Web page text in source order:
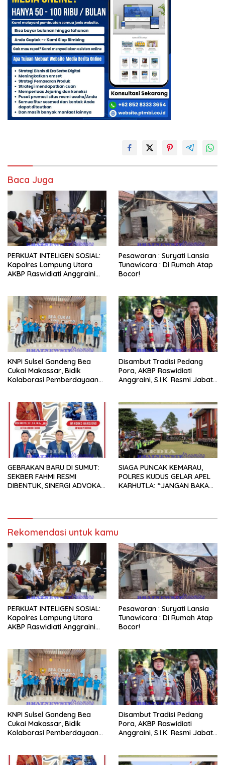
Baca Juga
PERKUAT INTELIGEN SOSIAL:
Kapolres Lampung Utara
AKBP Raswidiati Anggraini
Pesawaran : Suryati Lansia
Tunawicara : Di Rumah Atap
Bocor!
KNPI Sulsel Gandeng Bea
Cukai Makassar, Bidik
Kolaborasi Pemberdayaan
Disambut Tradisi Pedang
Pora, AKBP Raswidiati
Anggraini, S.I.K. Resmi Jabat
GEBRAKAN BARU DI SUMUT:
SEKBER FAHMI RESMI
DIBENTUK, SINERGI ADVOKAT
SIAGA PUNCAK KEMARAU,
POLRES KUDUS GELAR APEL
KARHUTLA: “JANGAN BAKAR
Rekomendasi untuk kamu
PERKUAT INTELIGEN SOSIAL:
Kapolres Lampung Utara
AKBP Raswidiati Anggraini
Pesawaran : Suryati Lansia
Tunawicara : Di Rumah Atap
Bocor!
KNPI Sulsel Gandeng Bea
Cukai Makassar, Bidik
Kolaborasi Pemberdayaan
Disambut Tradisi Pedang
Pora, AKBP Raswidiati
Anggraini, S.I.K. Resmi Jabat